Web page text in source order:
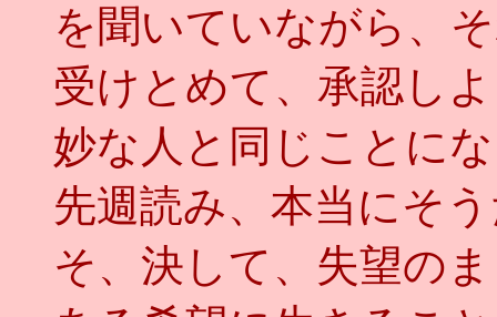
を聞いていながら、
受けとめて、承認し
妙な人と同じことに
先週読み、本当にそ
そ、決して、失望の